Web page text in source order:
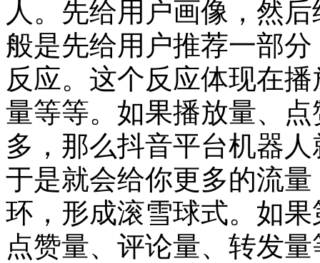
人。先给用户画像，然
般是先给用户推荐一部
反应。这个反应体现在
量等等。如果播放量、
多，那么抖音平台机器
于是就会给你更多的流
环，形成滚雪球式。如
点赞量、评论量、转发